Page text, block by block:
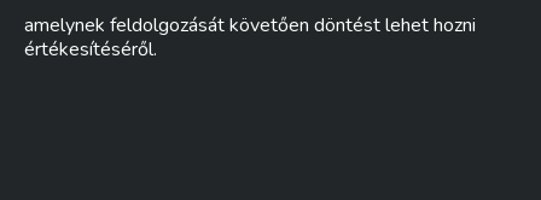
amelynek feldolgozását követően döntést lehet hozni
értékesítéséről.